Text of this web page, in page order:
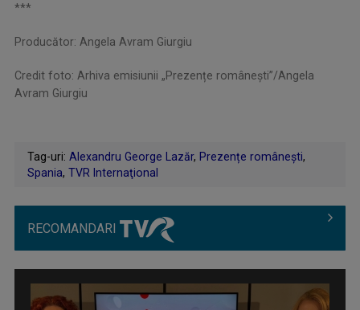
***
Producător: Angela Avram Giurgiu
Credit foto: Arhiva emisiunii „Prezențe românești”/Angela
Avram Giurgiu
Tag-uri: Alexandru George Lazăr, Prezențe românești,
Spania, TVR Internaţional
RECOMANDARI